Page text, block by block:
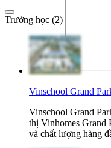
Trường học (2)
Vinschool Grand
Vinschool Grand
thị Vinhomes Grand
và chất lượng hàng